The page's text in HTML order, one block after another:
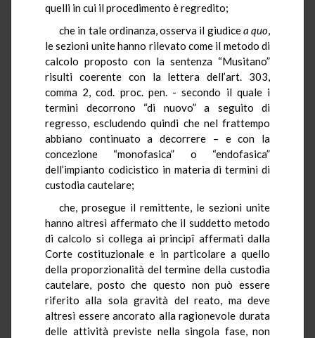
quelli in cui il procedimento è regredito;
che in tale ordinanza, osserva il giudicea quo,
le sezioni unite hanno rilevato come il metodo di
calcolo proposto con la sentenza “Musitano”
risulti coerente con la lettera dell’art. 303,
comma 2, cod. proc. pen. - secondo il quale i
termini decorrono “di nuovo” a seguito di
regresso, escludendo quindi che nel frattempo
abbiano continuato a decorrere – e con la
concezione “monofasica” o “endofasica”
dell’impianto codicistico in materia di termini di
custodia cautelare;
che, prosegue il remittente, le sezioni unite
hanno altresì affermato che il suddetto metodo
di calcolo si collega ai principî affermati dalla
Corte costituzionale e in particolare a quello
della proporzionalità del termine della custodia
cautelare, posto che questo non può essere
riferito alla sola gravità del reato, ma deve
altresì essere ancorato alla ragionevole durata
delle attività previste nella singola fase, non